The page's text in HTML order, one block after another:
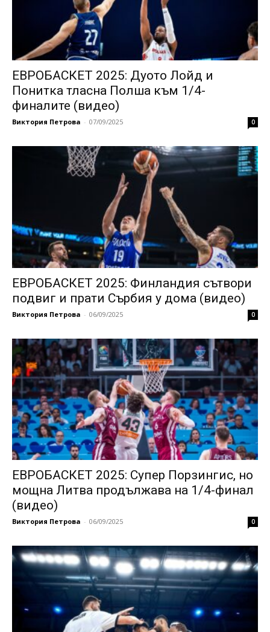
ЕВРОБАСКЕТ 2025: Дуото Лойд и
Понитка тласна Полша към 1/4-
финалите (видео)
Виктория Петрова - 07/09/2025 0
ЕВРОБАСКЕТ 2025: Финландия сътвори
подвиг и прати Сърбия у дома (видео)
Виктория Петрова - 06/09/2025 0
ЕВРОБАСКЕТ 2025: Супер Порзингис, но
мощна Литва продължава на 1/4-финал
(видео)
Виктория Петрова - 06/09/2025 0